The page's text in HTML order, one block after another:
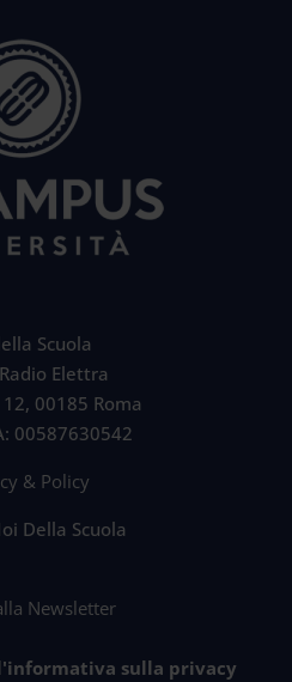
Scuola
Elettra
00185 Roma
00587630542
& Policy
Della Scuola
Newsletter
sulla privacy